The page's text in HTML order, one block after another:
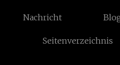
Nachricht
Seitenverzeichnis